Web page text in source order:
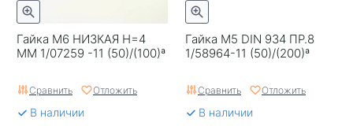
Гайка М6 НИЗКАЯ H=4
ММ 1/07259 -11 (50)/(100)ª
Сравнить Отложить
В наличии
Гайка М5 DIN 934 ПР.8
1/58964-11 (50)/(200)ª
Сравнить Отложить
В наличии